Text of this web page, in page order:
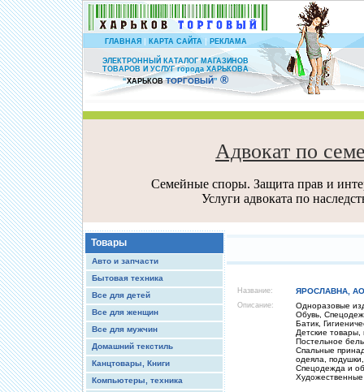
ГЛАВНАЯ| КАРТА САЙТА | РЕКЛАМА
ЭЛЕКТРОННЫЙ КАТАЛОГ МАГАЗИНОВ
ТОВАРОВ И УСЛУГ города ХАРЬКОВА
“ХАРЬКОВ ТОРГОВЫЙ” ®
Адвокат по
Семейные споры. Защита прав и
Услуги адвоката по
Товары
Авто и запчасти
Бытовая техника
Все для детей
Все для женщин
Все для мужчин
Домашний текстиль
Канцтовары, Книги
Компьютеры, техника
Название: ЯРОСЛАВНА,
Описание:
Одноразовые
Обувь,
Батик,
Детские товары,
Постельное
Спальные
одеяла,
Спецодежда и